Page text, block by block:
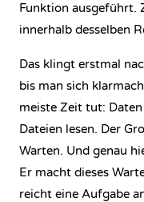
Funktion ausgeführt.
innerhalb desselben
Das klingt erstmal
bis man sich
meiste Zeit tut:
Dateien lesen. Der
Warten. Und genau
Er macht dieses
reicht eine Aufgabe